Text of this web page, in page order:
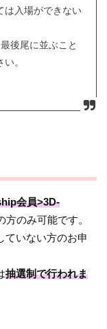
は入場ができない
後尾に並ぶこと
。
会員>3D-
方のみ可能です。
ていない方のお申
抽選制で行われま